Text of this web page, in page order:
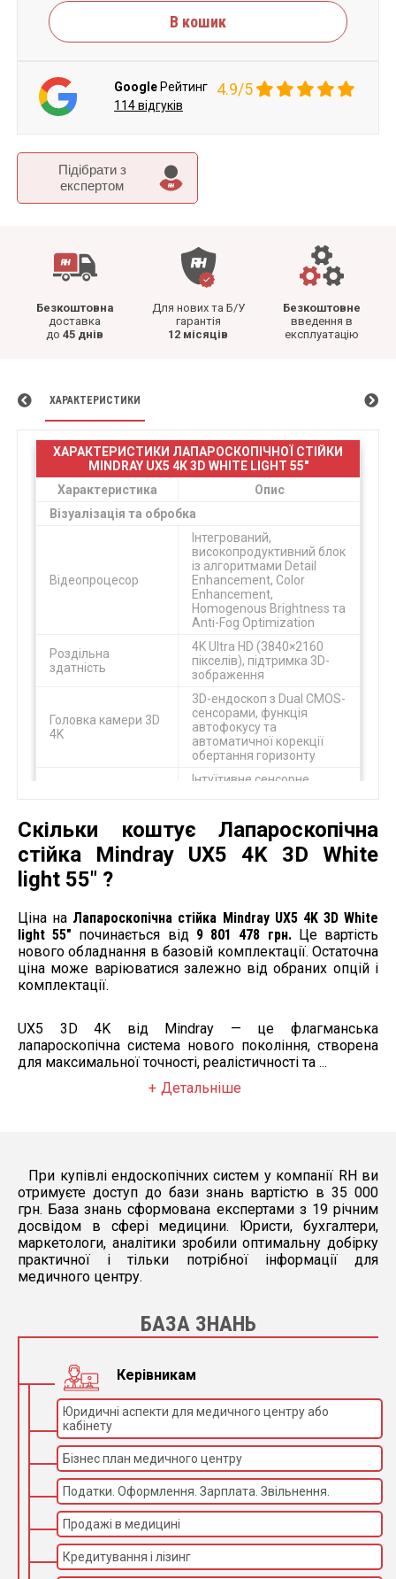
Підібрати з
експертом
Безкоштовна
доставка
до 45 днів
Для нових та Б/У
гарантія
12 місяців
Безкоштовне
введення в
експлуатацію
В кошик
Google Рейтинг 4.9/5
114 відгуків
ХАРАКТЕРИСТИКИ
ХАРАКТЕРИСТИКИ ЛАПАРОСКОПІЧНОЇ СТІЙКИ
MINDRAY UX5 4K 3D WHITE LIGHT 55"
Характеристика
Опис
Візуалізація та обробка
Відеопроцесор
Інтегрований,
високопродуктивний блок
із алгоритмами Detail
Enhancement, Color
Enhancement,
Homogenous Brightness та
Anti-Fog Optimization
Роздільна
здатність
4K Ultra HD (3840×2160
пікселів), підтримка 3D-
зображення
Головка камери 3D
4K
3D-ендоскоп з Dual CMOS-
сенсорами, функція
автофокусу та
автоматичної корекції
обертання горизонту
Інтуїтивне сенсорне
налаштування експозиції
та балансу білого
Запис
4K відео- та фотозапис із
носії через USB-порти
Освітлення
Потужне ендоскопічне
LED-джерело білого
підтримка режимів NIR та
ICG (опційно)
Монітор
Медичний професійний
4K/3D РК-монітор
Продуктивність 50 л/хв
Функції
Підігрів газу, евакуація
диму, стабільне
підтримання тиску в
черевній порожнині
Ендоскоп
(Dual CMOS)
Довжина 33 см, діаметр
Кут огляду
30°
Мобільність
Візок
ендоскопічний візок на
колесах з тримачем для
монітора
Переваги системи
Ефективність
Реалістичне 3D-
точність дисекції та
Скільки коштує Лапароскопічна
стійка Mindray UX5 4K 3D White
light 55″ ?
Ціна на Лапароскопічна стійка Mindray UX5 4K 3D White
light 55″ починається від 9 801 478 грн.Це вартість
нового обладнання в базовій комплектації. Остаточна
ціна може варіюватися залежно від обраних опцій і
комплектації.
UX5 3D 4K від Mindray — це флагманська
лапароскопічна система нового покоління, створена
для максимальної точності, реалістичності та ...
Детальніше
При купівлі ендоскопічних систем у компанії RH ви
отримуєте доступ до бази знань вартістю в 35 000
грн. База знань сформована експертами з 19 річним
досвідом в сфері медицини. Юристи, бухгалтери,
маркетологи, аналітики зробили оптимальну добірку
практичної і тільки потрібної інформації для
медичного центру.
БАЗА ЗНАНЬ
Керівникам
Юридичні аспекти для медичного центру або
кабінету
Бізнес план медичного центру
Податки. Оформлення. Зарплата. Звільнення.
Продажі в медицині
Кредитування і лізинг